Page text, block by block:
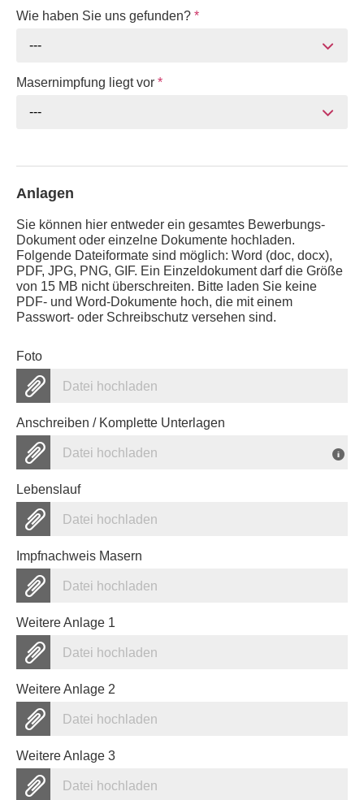
Wie haben Sie uns gefunden? *
---
Masernimpfung liegt vor *
---
Anlagen
Sie können hier entweder ein gesamtes Bewerbungs-
Dokument oder einzelne Dokumente hochladen.
Folgende Dateiformate sind möglich: Word (doc, docx),
PDF, JPG, PNG, GIF. Ein Einzeldokument darf die Größe
von 15 MB nicht überschreiten. Bitte laden Sie keine
PDF- und Word-Dokumente hoch, die mit einem
Passwort- oder Schreibschutz versehen sind.
Foto
Datei hochladen
Anschreiben / Komplette Unterlagen
Datei hochladen
Lebenslauf
Datei hochladen
Impfnachweis Masern
Datei hochladen
Weitere Anlage 1
Datei hochladen
Weitere Anlage 2
Datei hochladen
Weitere Anlage 3
Datei hochladen